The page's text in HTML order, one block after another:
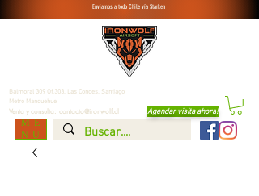
Venta y consulta: contacto@ironwolf.cl
ME
NU
Enviamos a todo Chile vía Starken
Agendar visita ahora!
Balmoral 309 Of.303, Las Condes, Santiago
Metro Manquehue